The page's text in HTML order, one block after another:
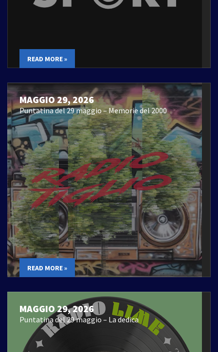
READ MORE »
MAGGIO 29, 2026
Puntatina del 29 maggio – Memorie del 2000
READ MORE »
MAGGIO 29, 2026
Puntatina del 29 maggio – La dedica